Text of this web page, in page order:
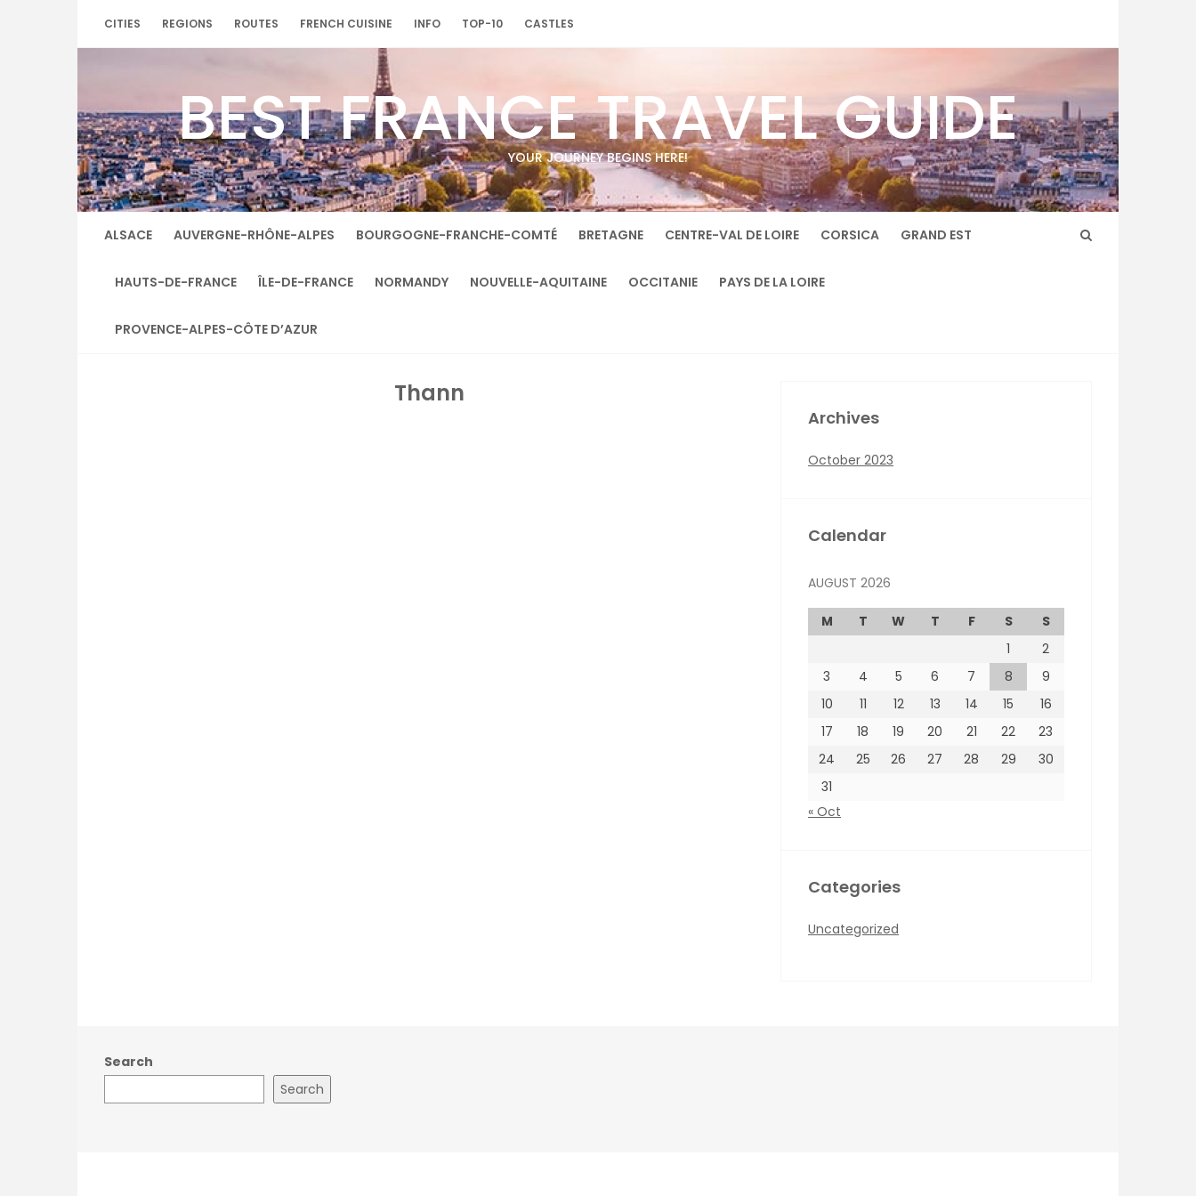
CITIES REGIONS ROUTES FRENCH CUISINE INFO TOP-10 CASTLES
BEST FRANCE TRAVEL GUIDE
YOUR JOURNEY BEGINS HERE!
ALSACE AUVERGNE-RHÔNE-ALPES BOURGOGNE-FRANCHE-COMTÉ BRETAGNE CENTRE-VAL DE LOIRE CORSICA GRAND EST
HAUTS-DE-FRANCE ÎLE-DE-FRANCE NORMANDY NOUVELLE-AQUITAINE OCCITANIE PAYS DE LA LOIRE
PROVENCE-ALPES-CÔTE D’AZUR
Thann
Archives
October 2023
Calendar
AUGUST 2026
M T W T F S
S
1
2
3
4 5 6 7 8
9
10
11 12 13 14 15
16
17
18 19 20 21 22
23
24
25 26 27 28 29
30
31
« Oct
Categories
Uncategorized
Search
Search